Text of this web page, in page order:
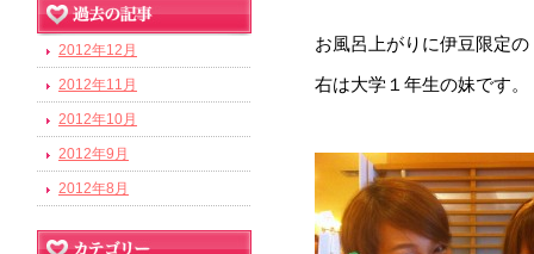
お風呂上がりに伊豆限定
右は大学１年生の妹です
2012年12月
2012年11月
2012年10月
2012年9月
2012年8月